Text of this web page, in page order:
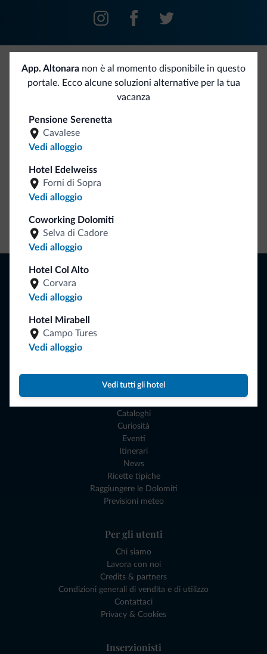
App. Altonara non è al momento disponibile in questo
portale. Ecco alcune soluzioni alternative per la tua
vacanza
Pensione Serenetta
Cavalese
Vedi alloggio
Hotel Edelweiss
Forni di Sopra
Vedi alloggio
Coworking Dolomiti
Selva di Cadore
Vedi alloggio
Hotel Col Alto
Corvara
Vedi alloggio
Hotel Mirabell
Campo Tures
Vedi alloggio
Vedi tutti gli hotel
Be Original, scopri la nuova collezione
Ce l'avete chiesto in tanti. Ecco la nuova collezione firmata
Vai allo shop
Esperienze e Buoni Regalo
Cataloghi
Curiosità
Eventi
Itinerari
News
Ricette tipiche
Raggiungere le Dolomiti
Previsioni meteo
Per gli utenti
Chi siamo
Lavora con noi
Credits & partners
Condizioni generali di vendita e di utilizzo
Contattaci
Privacy & Cookies
Inserzionisti